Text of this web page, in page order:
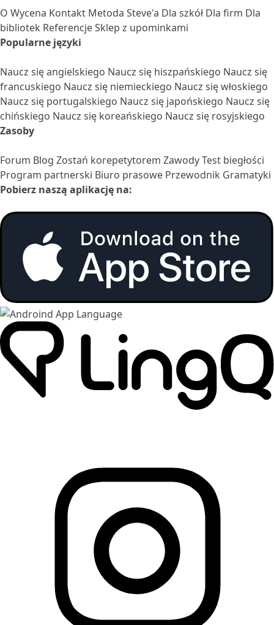
O Wycena Kontakt Metoda Steve'a Dla szkół Dla firm Dla
bibliotek ReferencjeSklep z upominkami
Popularne języki
Naucz się angielskiego Naucz się hiszpańskiego Naucz się
francuskiego Naucz się niemieckiego Naucz się włoskiego
Naucz się portugalskiego Naucz się japońskiego Naucz się
chińskiego Naucz się koreańskiego Naucz się rosyjskiego
Zasoby
Forum Blog Zostań korepetytorem ZawodyTest biegłości
Program partnerski Biuro prasowe Przewodnik Gramatyki
Pobierz naszą aplikację na: